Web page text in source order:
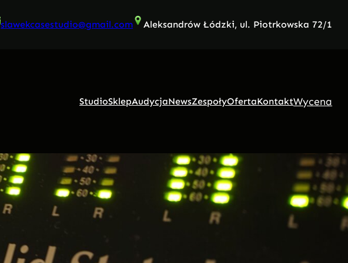
slawekcasestudio@gmail.com Aleksandrów Łódzki, ul. Piotrkowska 72/1
StudioSklepAudycjaNewsZespołyOfertaKontaktWycena